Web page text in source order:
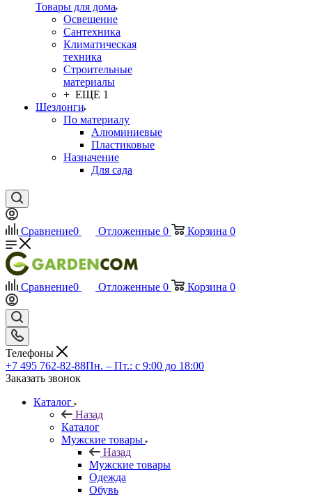
Товары для дома
Освещение
Сантехника
Климатическая
техника
Строительные
материалы
+ ЕЩЕ 1
Шезлонги
По материалу
Алюминиевые
Пластиковые
Назначение
Для сада
Сравнение0 Отложенные 0 Корзина 0
Сравнение0 Отложенные 0 Корзина 0
Телефоны
+7 495 762-82-88Пн. – Пт.: с 9:00 до 18:00
Заказать звонок
Каталог
Назад
Каталог
Мужские товары
Назад
Мужские товары
Одежда
Обувь